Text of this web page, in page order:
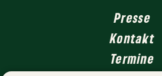
Presse
Kontakt
Termine